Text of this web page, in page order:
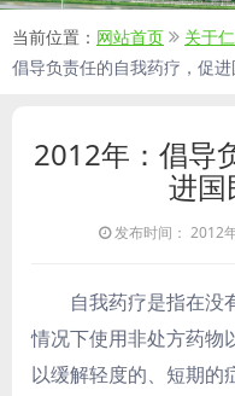
当前位置： 网站首页 关于
倡导负责任的自我药疗，促
2012年：倡导
进国
发布时间： 2012
自我药疗是指在没
情况下使用非处方药物
以缓解轻度的、短期的